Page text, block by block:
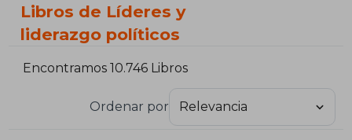
Libros de Líderes y
liderazgo políticos
Encontramos 10.746 Libros
Ordenar por